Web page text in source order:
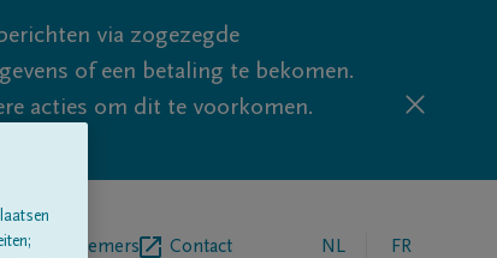
via zogezegde
of een betaling te bekomen.
acties om dit te voorkomen.
Contact NL FR